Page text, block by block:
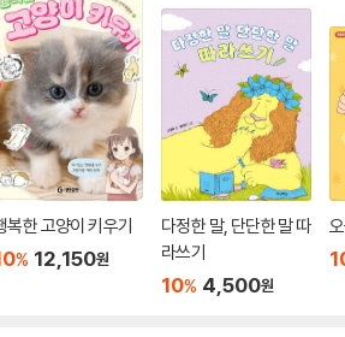
향을 받으며 우리의 입맛에 맞게 변화해 온 것
있다는 사실을 깨닫는다.
쌀이 김밥을 싸기에 적당한지, 김밥의 핵심 재
많이 나는지, 김밥 한 줄에는 어떤 영양소가 들
손쉽게 쌀 수 있게 하는 시판용 속 재료, 김밥
김밥 기계처럼 시대에 따라 달라지는 문화도
명란김밥처럼 지역 특색이 드러나거나, ‘김
김밥과는 생김새도 역사도 확연히 다른 삼각김
불고 있는 김밥 열풍을 소개하며 왜 다른 나
지 알아보고, 멕시코 부리토·중국 춘권·미국
복한 고양이 키우기
% 12,150원
다정한 말, 단단한 말 따
라쓰기
10% 4,500원